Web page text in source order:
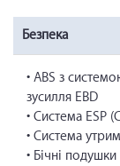
Безпека
• ABS з
зусилля EBD
• Система ESP
• Система
• Бічні